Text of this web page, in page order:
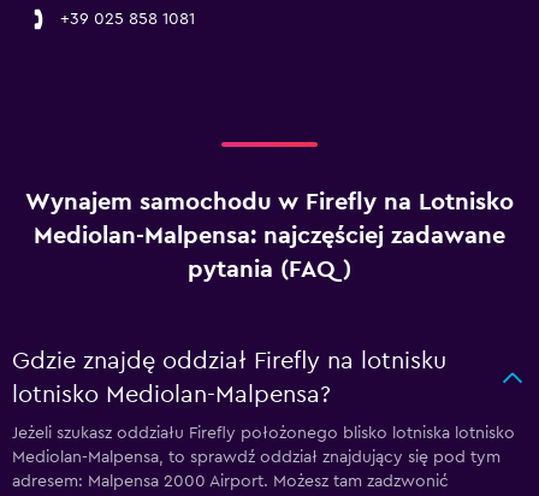
+39 025 858 1081
Wynajem samochodu w Firefly na Lotnisko
Mediolan-Malpensa: najczęściej zadawane
pytania (FAQ)
Gdzie znajdę oddział Firefly na lotnisku
lotnisko Mediolan-Malpensa?
Jeżeli szukasz oddziału Firefly położonego blisko lotniska lotnisko
Mediolan-Malpensa, to sprawdź oddział znajdujący się pod tym
adresem: Malpensa 2000 Airport. Możesz tam zadzwonić